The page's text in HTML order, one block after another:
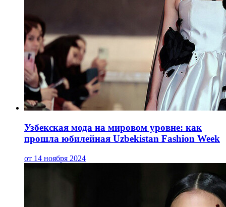
Узбекская мода на мировом уровне: как
прошла юбилейная Uzbekistan Fashion Week
от 14 ноября 2024